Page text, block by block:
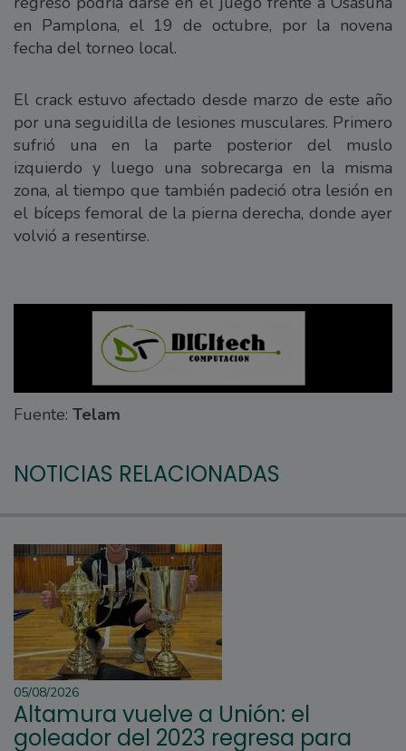
en Pamplona, el 19 de octubre, por la novena
fecha del torneo local.
El crack estuvo afectado desde marzo de este año
por una seguidilla de lesiones musculares. Primero
sufrió una en la parte posterior del muslo
izquierdo y luego una sobrecarga en la misma
zona, al tiempo que también padeció otra lesión en
el bíceps femoral de la pierna derecha, donde ayer
volvió a resentirse.
Fuente: Telam
NOTICIAS RELACIONADAS
05/08/2026
Altamura vuelve a Unión: el
goleador del 2023 regresa para